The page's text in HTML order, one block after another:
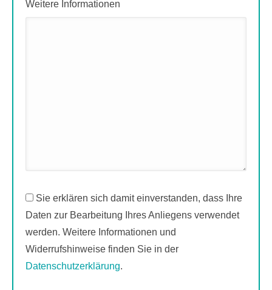
Weitere Informationen
Sie erklären sich damit einverstanden, dass Ihre
Daten zur Bearbeitung Ihres Anliegens verwendet
werden. Weitere Informationen und
Widerrufshinweise finden Sie in der
Datenschutzerklärung.